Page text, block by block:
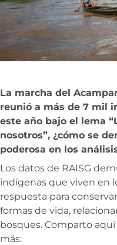
La marcha del
reunió a más de 7 mil
este año bajo el lema
nosotros”, ¿cómo se
poderosa en los
Los datos de RAISG
indígenas que viven en
respuesta para
formas de vida,
bosques. Comparto
más: